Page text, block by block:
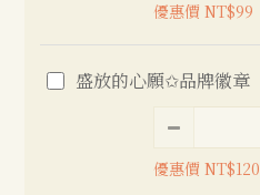
優惠價 NT$99
盛放的心願✩品牌徽章
優惠價 NT$120